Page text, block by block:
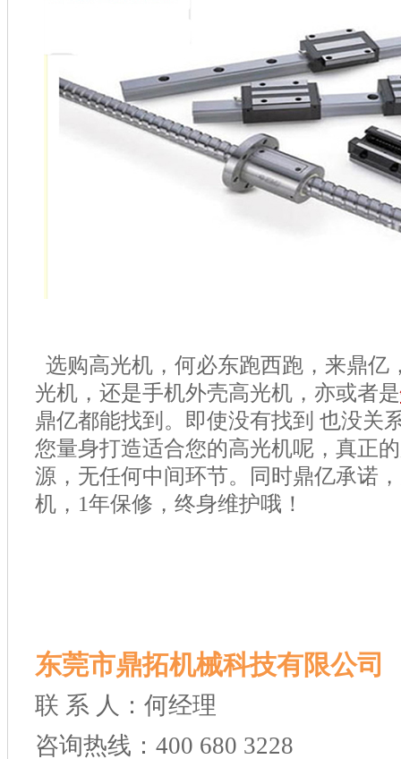
选购高光机，何必东跑西跑，来鼎亿
光机，还是手机外壳高光机，亦或者是
鼎亿都能找到。即使没有找到 也没关
您量身打造适合您的高光机呢，真正
源，无任何中间环节。同时鼎亿承诺
机， 1年保修，终身维护哦！
东莞市鼎拓机械科技有限公司
联 系 人：何经理
咨询热线：400 680 3228